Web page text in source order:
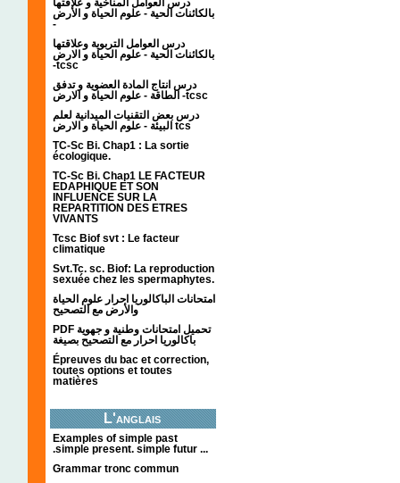
درس العوامل المناخية و علاقتها
بالكائنات الحية - علوم الحياة و الأرض
-
درس العوامل التربوية وعلاقتها
بالكائنات الحية - علوم الحياة و الارض
-tcsc
درس انتاج المادة العضوية و تدفق
الطاقة - علوم الحياة و الارض -tcsc
درس بعض التقنيات الميدانية لعلم
البيئة - علوم الحياة و الارض tcs
TC-Sc Bi. Chap1 : La sortie
écologique.
TC-Sc Bi. Chap1 LE FACTEUR
EDAPHIQUE ET SON
INFLUENCE SUR LA
REPARTITION DES ETRES
VIVANTS
Tcsc Biof svt : Le facteur
climatique
Svt.Tc. sc. Biof: La reproduction
sexuée chez les spermaphytes.
امتحانات الباكالوريا احرار علوم الحياة
والأرض مع التصحيح
PDF تحميل امتحانات وطنية و جهوية
باكالوريا احرار مع التصحيح بصيغة
Épreuves du bac et correction,
toutes options et toutes
matières
L'anglais
Examples of simple past
.simple present. simple futur ...
Grammar tronc commun